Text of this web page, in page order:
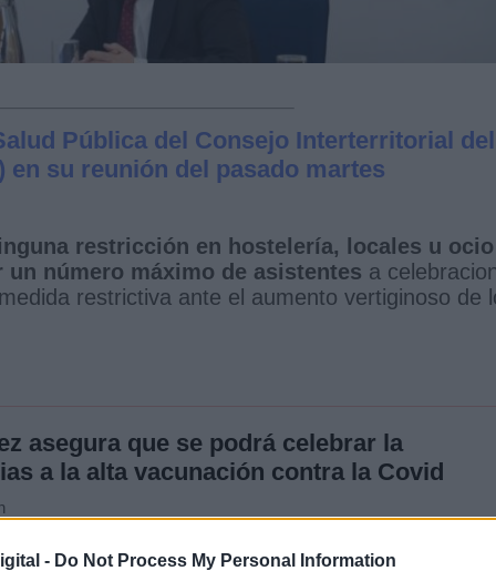
- Do Not Process My Personal Information
Pública del Consejo Interterritorial del
en su reunión del pasado martes
restricción en hostelería, locales u ocio
un número máximo de asistentes a
restrictiva ante el aumento vertiginoso de
asegura que se podrá celebrar la
a la alta vacunación contra la Covid
2021